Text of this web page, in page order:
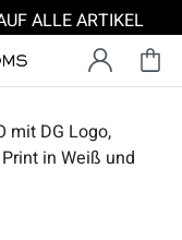
ALLE ARTIKEL